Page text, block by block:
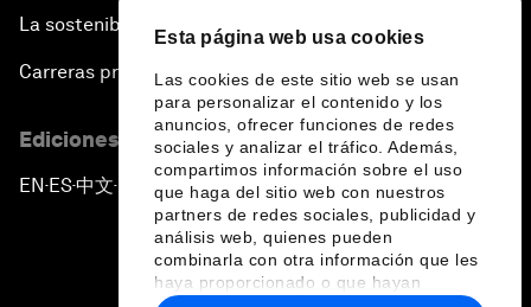
Esta página web usa cookies
Las cookies de este sitio web se usan
para personalizar el contenido y los
anuncios, ofrecer funciones de redes
sociales y analizar el tráfico. Además,
compartimos información sobre el uso
que haga del sitio web con nuestros
partners de redes sociales, publicidad y
análisis web, quienes pueden
combinarla con otra información que les
haya proporcionado o que hayan
La sostenibilidad en el Foro
Carreras profesionales
Ediciones en otros idiomas
EN ▪ES▪中文▪ 日本語